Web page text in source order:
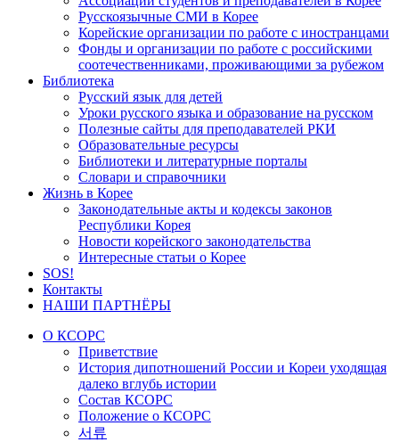
Русскоязычные СМИ в Корее
Корейские организации по работе с иностранцами
Фонды и организации по работе с российскими
соотечественниками, проживающими за рубежом
Библиотека
Русский язык для детей
Уроки русского языка и образование на русском
Полезные сайты для преподавателей РКИ
Образовательные ресурсы
Библиотеки и литературные порталы
Словари и справочники
Жизнь в Корее
Законодательные акты и кодексы законов
Республики Корея
Новости корейского законодательства
Интересные статьи о Корее
SOS!
Контакты
НАШИ ПАРТНЁРЫ
О КСОРС
Приветствие
История дипотношений России и Кореи уходящая
далеко вглубь истории
Состав КСОРС
Положение о КСОРС
서류